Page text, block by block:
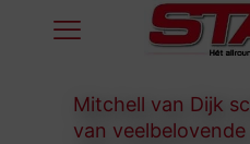
Mitchell van Dijk
van